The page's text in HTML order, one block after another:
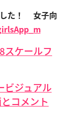
た！
女子向
スケールフ
ビジュアル
コメント